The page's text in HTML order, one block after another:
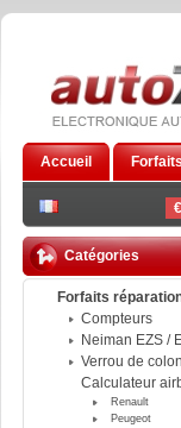
€
Accueil
Catégories
Forfaits
Compteurs
Neiman EZS /
Verrou de
Calculateur
Renault
Peugeot